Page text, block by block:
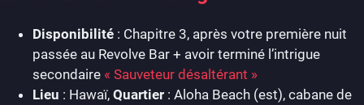
Disponibilité : Chapitre 3, après votre première nuit
passée au Revolve Bar + avoir terminé l’intrigue
secondaire « Sauveteur désaltérant »
Lieu : Hawaï, Quartier : Aloha Beach (est), cabane de